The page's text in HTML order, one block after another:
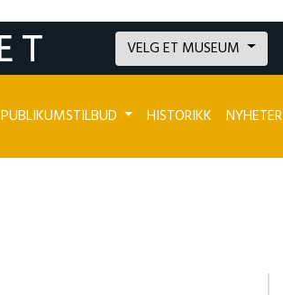
VELG ET MUSEUM
PUBLIKUMSTILBUD HISTORIKK NYHETER